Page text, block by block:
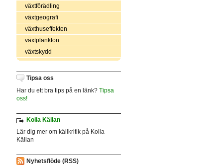
växtförädling
växtgeografi
växthuseffekten
växtplankton
växtskydd
Tipsa oss
Har du ett bra tips på en länk? Tipsa
oss!
Kolla Källan
Lär dig mer om källkritik på Kolla
Källan
Nyhetsflöde (RSS)